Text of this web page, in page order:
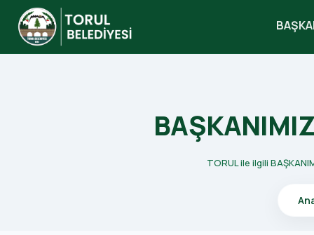
TORUL ile ilgili